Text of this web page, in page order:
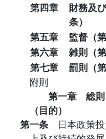
第四章
財務及
条）
第五章
監督（
第六章
雑則（
第七章
罰則（
附則
第一章 総則
（目的）
第一条 日本政策